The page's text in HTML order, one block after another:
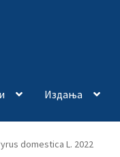
Издања
domestica L. 2022